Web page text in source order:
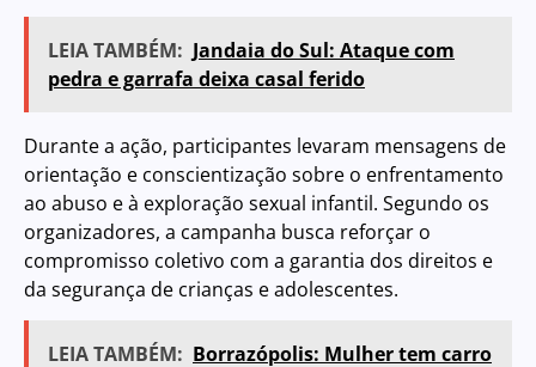
LEIA TAMBÉM: Jandaia do Sul: Ataque com
pedra e garrafa deixa casal ferido
Durante a ação, participantes levaram mensagens de
orientação e conscientização sobre o enfrentamento
ao abuso e à exploração sexual infantil. Segundo os
organizadores, a campanha busca reforçar o
compromisso coletivo com a garantia dos direitos e
da segurança de crianças e adolescentes.
LEIA TAMBÉM: Borrazópolis: Mulher tem carro